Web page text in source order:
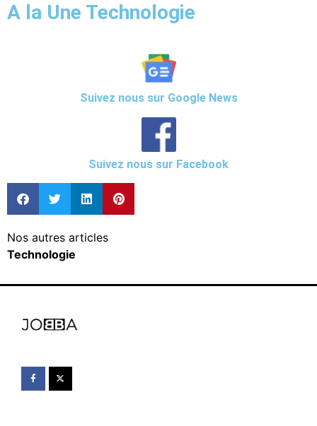
A la Une Technologie
Suivez nous sur Google News
Suivez nous sur Facebook
Nos autres articles
Technologie